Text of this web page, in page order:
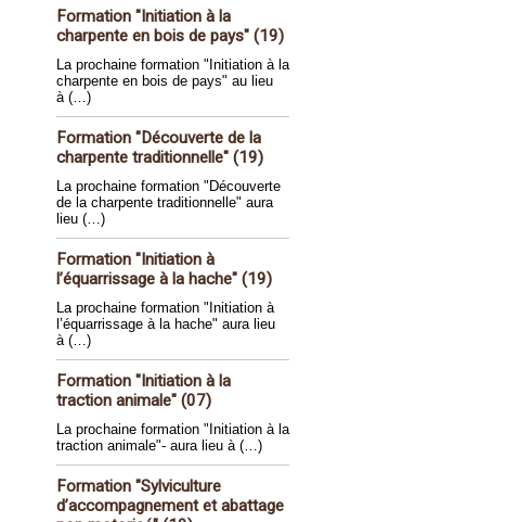
Formation "Initiation à la
charpente en bois de pays" (19)
La prochaine formation "Initiation à la
charpente en bois de pays" au lieu
à (…)
Formation "Découverte de la
charpente traditionnelle" (19)
La prochaine formation "Découverte
de la charpente traditionnelle" aura
lieu (…)
Formation "Initiation à
l’équarrissage à la hache" (19)
La prochaine formation "Initiation à
l’équarrissage à la hache" aura lieu
à (…)
Formation "Initiation à la
traction animale" (07)
La prochaine formation "Initiation à la
traction animale"- aura lieu à (…)
Formation "Sylviculture
d’accompagnement et abattage